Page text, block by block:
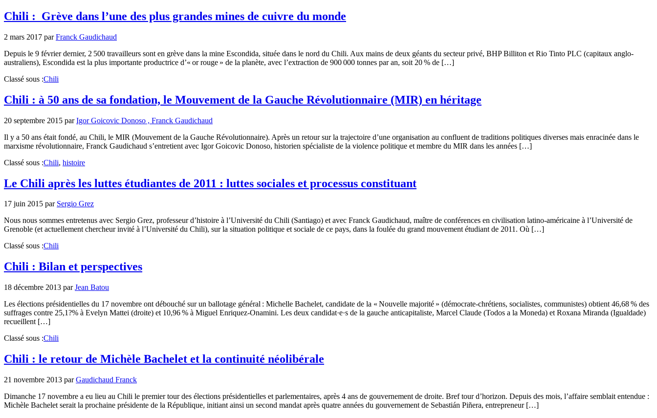
Chili : Grève dans l’une des plus grandes mines de cuivre du monde
2 mars 2017 parFranck Gaudichaud
Depuis le 9 février dernier, 2 500 travailleurs sont en grève dans la mine Escondida, située dans le nord du Chili. Aux mains de deux géants du secteur privé, BHP Billiton et Rio Tinto PLC (capitaux anglo-
australiens), Escondida est la plus importante productrice d’« or rouge » de la planète, avec l’extraction de 900 000 tonnes par an, soit 20 % de […]
Classé sous :Chili
Chili : à 50 ans de sa fondation, le Mouvement de la Gauche Révolutionnaire (MIR) en héritage
20 septembre 2015 parIgor Goicovic Donoso , Franck Gaudichaud
Il y a 50 ans était fondé, au Chili, le MIR (Mouvement de la Gauche Révolutionnaire). Après un retour sur la trajectoire d’une organisation au confluent de traditions politiques diverses mais enracinée dans le
marxisme révolutionnaire, Franck Gaudichaud s’entretient avec Igor Goicovic Donoso, historien spécialiste de la violence politique et membre du MIR dans les années […]
Classé sous :Chili, histoire
Le Chili après les luttes étudiantes de 2011 : luttes sociales et processus constituant
17 juin 2015 par Sergio Grez
Nous nous sommes entretenus avec Sergio Grez, professeur d’histoire à l’Université du Chili (Santiago) et avec Franck Gaudichaud, maître de conférences en civilisation latino-américaine à l’Université de
Grenoble (et actuellement chercheur invité à l’Université du Chili), sur la situation politique et sociale de ce pays, dans la foulée du grand mouvement étudiant de 2011. Où […]
Classé sous :Chili
Chili : Bilan et perspectives
18 décembre 2013 parJean Batou
Les élections présidentielles du 17 novembre ont débouché sur un ballotage général : Michelle Bachelet, candidate de la « Nouvelle majorité » (démocrate-chrétiens, socialistes, communistes) obtient 46,68 % des
suffrages contre 25,1?% à Evelyn Mattei (droite) et 10,96 % à Miguel Enriquez-Onamini. Les deux candidat·e·s de la gauche anticapitaliste, Marcel Claude (Todos a la Moneda) et Roxana Miranda (Igualdade)
recueillent […]
Classé sous :Chili
Chili : le retour de Michèle Bachelet et la continuité néolibérale
21 novembre 2013 parGaudichaud Franck
Dimanche 17 novembre a eu lieu au Chili le premier tour des élections présidentielles et parlementaires, après 4 ans de gouvernement de droite. Bref tour d’horizon. Depuis des mois, l’affaire semblait entendue :
Michèle Bachelet serait la prochaine présidente de la République, initiant ainsi un second mandat après quatre années du gouvernement de Sebastián Piñera, entrepreneur […]